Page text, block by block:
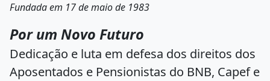
Fundada em 17 de maio de 1983
Por um Novo Futuro
Dedicação e luta em defesa dos direitos dos
Aposentados e Pensionistas do BNB, Capef e